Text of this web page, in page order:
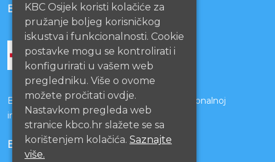
BOLNICE PARTNERI
Bolnice s kojima je potpisan ugovor o funkcionalnoj
integraciji
EU PROJEKTI
KBC Osijek koristi kolačiće za
pružanje boljeg korisničkog
iskustva i funkcionalnosti. Cookie
postavke mogu se kontrolirati i
konfigurirati u vašem web
pregledniku. Više o ovome
možete pročitati ovdje.
Nastavkom pregleda web
stranice kbco.hr slažete se sa
korištenjem kolačića. Saznajte
više.